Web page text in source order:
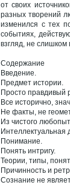
от своих
разных творений
изменился с тех
событиях,
взгляд, не
Содержание
Введение.
Предмет истории.
Просто правдивый
Все исторично,
Не факты, не
Из чистого
Интеллектуальная
Понимание.
Понять интригу.
Теории, типы,
Причинность и
Сознание не